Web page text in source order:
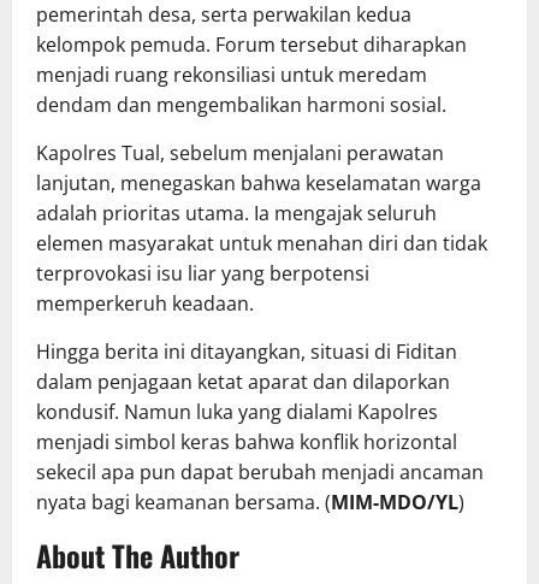
pemerintah desa, serta perwakilan kedua
kelompok pemuda. Forum tersebut diharapkan
menjadi ruang rekonsiliasi untuk meredam
dendam dan mengembalikan harmoni sosial.
Kapolres Tual, sebelum menjalani perawatan
lanjutan, menegaskan bahwa keselamatan warga
adalah prioritas utama. Ia mengajak seluruh
elemen masyarakat untuk menahan diri dan tidak
terprovokasi isu liar yang berpotensi
memperkeruh keadaan.
Hingga berita ini ditayangkan, situasi di Fiditan
dalam penjagaan ketat aparat dan dilaporkan
kondusif. Namun luka yang dialami Kapolres
menjadi simbol keras bahwa konflik horizontal
sekecil apa pun dapat berubah menjadi ancaman
nyata bagi keamanan bersama. (MIM-MDO/YL)
About The Author